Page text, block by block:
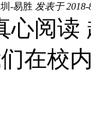
-易胜 发表于 2018-
心阅读
在校